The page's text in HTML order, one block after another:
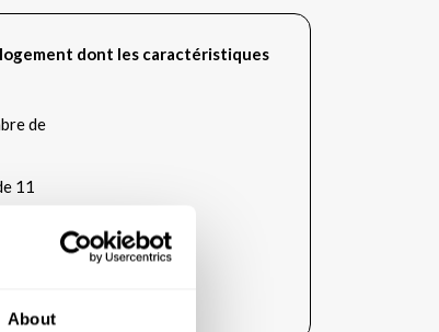
About
dont les caractéristiques
de
11